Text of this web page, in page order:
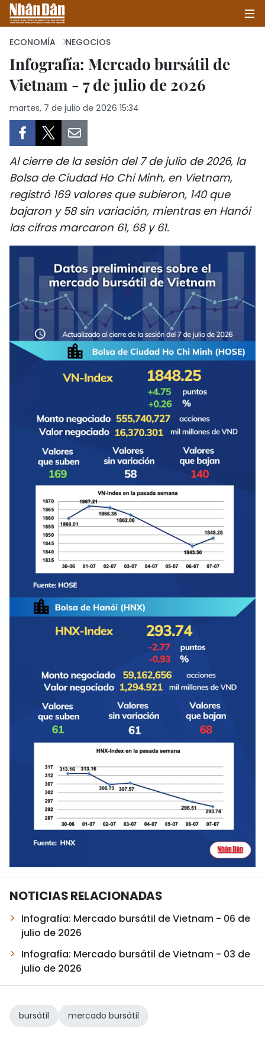
INICIO
POLÍTICA
SOCIEDAD
SALUD - MEDIO AMBIENTE
CULTURA - ENTRETENIMIENTO
DEPORTES
VIAJES
PUENTE DE AMISTAD
FOTOGRAFÍA
¿QUIÉNES SOMOS?
TIẾNG VIỆT
ENGLISH
中文
FRANÇAIS
РУССКИЙ
ECONOMÍA NEGOCIOS
Infografía: Mercado bursátil de
Vietnam - 7 de julio de 2026
martes, 7 de julio de 2026 15:34
Al cierre de la sesión del 7 de julio de 2026, la
Bolsa de Ciudad Ho Chi Minh, en Vietnam,
registró 169 valores que subieron, 140 que
bajaron y 58 sin variación, mientras en Hanói
las cifras marcaron 61, 68 y 61.
NOTICIAS RELACIONADAS
Infografía: Mercado bursátil de Vietnam - 06 de
julio de 2026
Infografía: Mercado bursátil de Vietnam - 03 de
julio de 2026
bursátil mercado bursátil